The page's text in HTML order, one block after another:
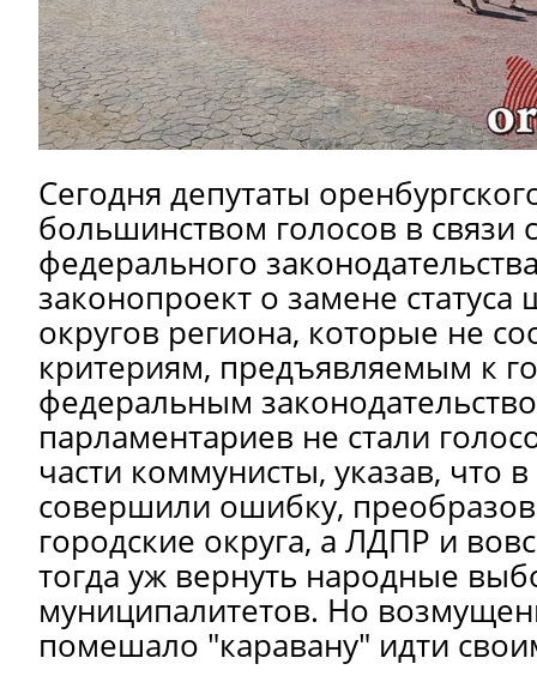
Сегодня депутаты
большинством голосов в связи
федерального
законопроект о замене статуса
округов региона, которые не
критериям, предъявляемым к
федеральным
парламентариев не стали
части коммунисты, указав, что
совершили ошибку,
городские округа, а ЛДПР и
тогда уж вернуть народные
муниципалитетов. Но
помешало "каравану" идти